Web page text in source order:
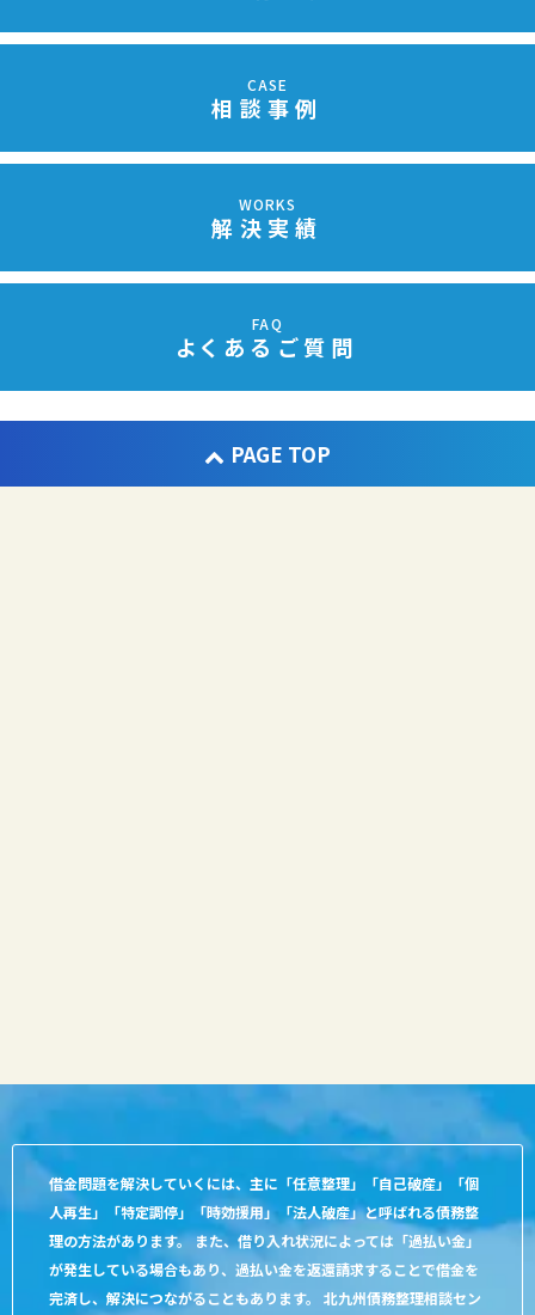
CASE
相談事例
WORKS
解決実績
FAQ
よくあるご質問
PAGE TOP
借金問題を解決していくには、主に「任意整理」「自己破産」「個
人再生」「特定調停」「時効援用」「法人破産」と呼ばれる債務整
理の方法があります。 また、借り入れ状況によっては「過払い金」
が発生している場合もあり、過払い金を返還請求することで借金を
完済し、解決につながることもあります。 北九州債務整理相談セン